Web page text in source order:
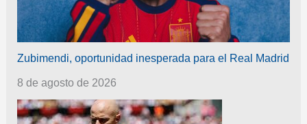
Zubimendi, oportunidad inesperada para el Real Madrid
8 de agosto de 2026